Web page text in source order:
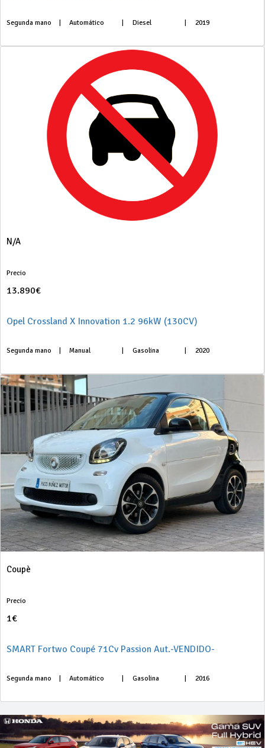
Segunda mano Automático Diesel 2019
N/A
Precio
13.890€
Opel Crossland X Innovation 1.2 96kW (130CV)
Segunda mano Manual Gasolina 2020
Coupè
Precio
1€
SMART Fortwo Coupé 71Cv Passion Aut.-VENDIDO-
Segunda mano Automático Gasolina 2016